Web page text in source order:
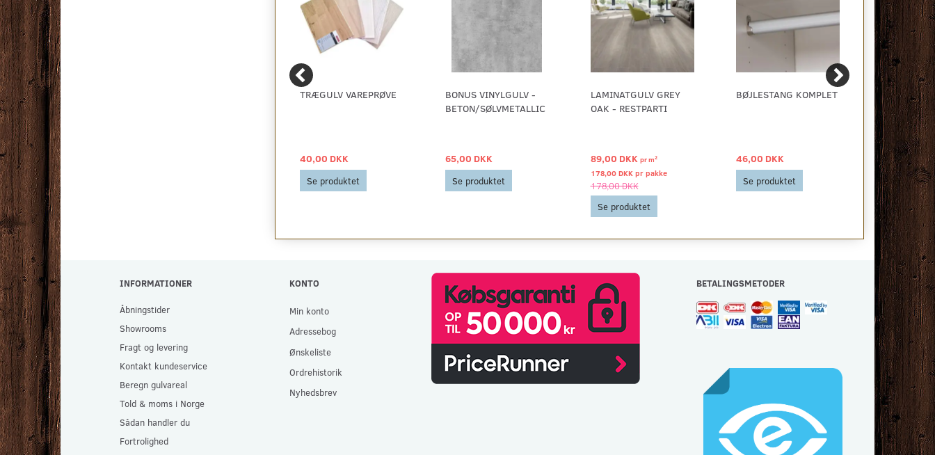
ZORBA+ - BILLIGT
BOUCLE GULVTÆPPE -
RESTPARTI, FLERE
FARVER
49,00 DKK
Se produktet
TRÆGULV VAREPRØVE
40,00 DKK
Se produktet
BONUS VINYLGULV -
BETON/SØLVMETALLIC
65,00 DKK
Se produktet
LAMINATGULV GREY
OAK - RESTPARTI
89,00 DKK prm2
178,00 DKK pr pakke
178,00 DKK
Se produktet
BØJLESTANG KOMPLET
46,00 DKK
Se produktet
OSMO TOP-
MØBLER
299,00 DKK
Se
INFORMATIONER
Åbningstider
Showrooms
Fragt og levering
Kontakt kundeservice
Beregn gulvareal
Told & moms i Norge
Sådan handler du
Fortrolighed
KONTO
Min konto
Adressebog
Ønskeliste
Ordrehistorik
Nyhedsbrev
BETALINGSMETODER